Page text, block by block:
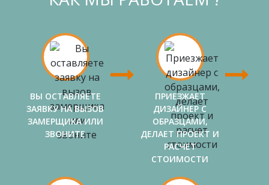
ВЫ ОСТАВЛЯЕТЕ
ЗАЯВКУ НА ВЫЗОВ
ЗАМЕРЩИКА ИЛИ
ЗВОНИТЕ
ПРИЕЗЖАЕТ
ДИЗАЙНЕР С
ОБРАЗЦАМИ,
ДЕЛАЕТ ПРОЕКТ И
РАСЧЕТ
СТОИМОСТИ